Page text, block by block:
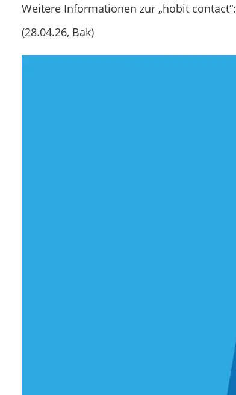
Weitere Informationen zur „hobit contact“:
(28.04.26, Bak)